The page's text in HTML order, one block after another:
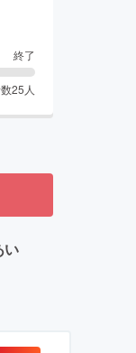
終了
25 人
い